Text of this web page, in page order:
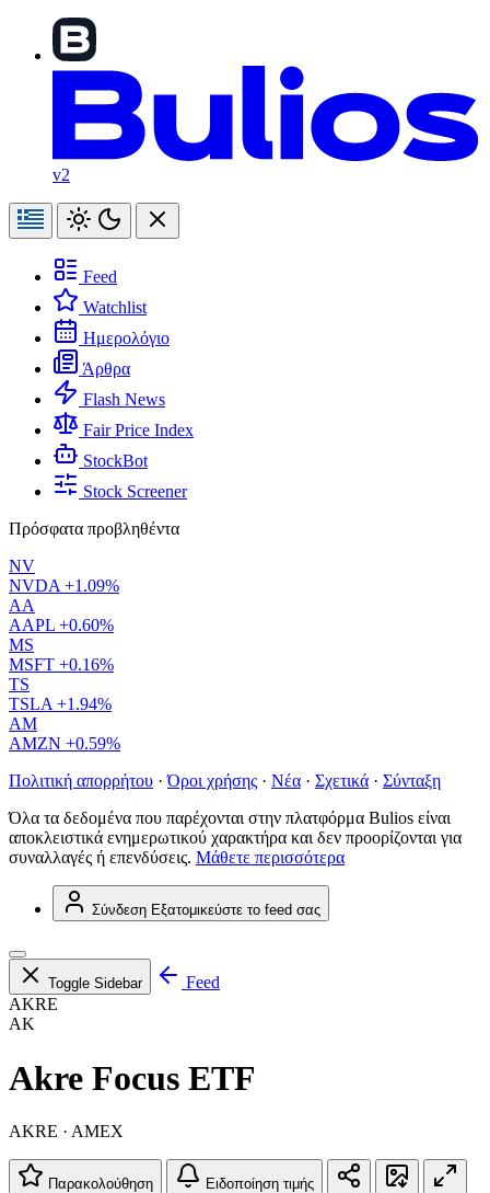
v2
Feed
Watchlist
Ημερολόγιο
Άρθρα
Flash News
Fair Price Index
StockBot
Stock Screener
Πρόσφατα προβληθέντα
NV
NVDA +1.09%
AA
AAPL +0.60%
MS
MSFT +0.16%
TS
TSLA +1.94%
AM
AMZN +0.59%
Πολιτική απορρήτου · Όροι χρήσης · Νέα · Σχετικά · Σύνταξη
Όλα τα δεδομένα που παρέχονται στην πλατφόρμα Bulios είναι
αποκλειστικά ενημερωτικού χαρακτήρα και δεν προορίζονται για
συναλλαγές ή επενδύσεις. Μάθετε περισσότερα
Σύνδεση Εξατομικεύστε το feed σας
Toggle Sidebar
Feed
AKRE
AK
Akre Focus ETF
AKRE · AMEX
Παρακολούθηση Ειδοποίηση τιμής